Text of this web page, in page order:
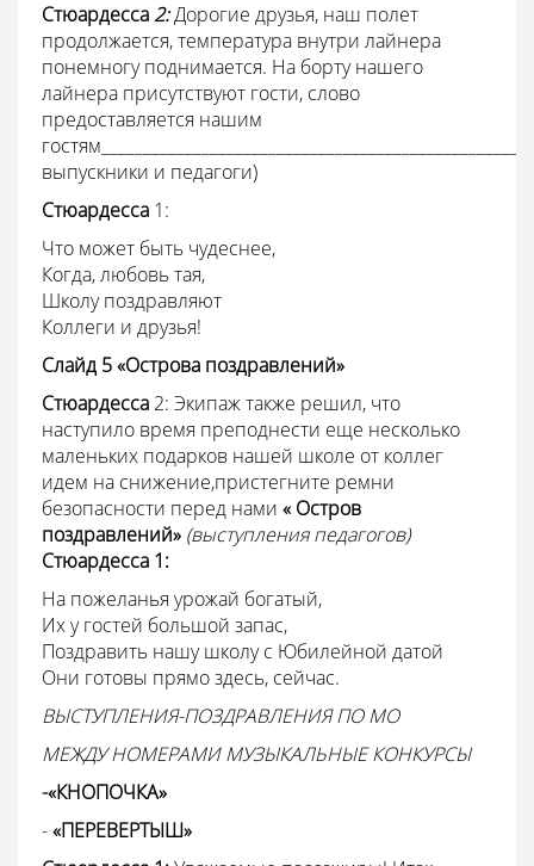
Стюардесса 2:Дорогие друзья, наш полет
продолжается, температура внутри лайнера
понемногу поднимается. На борту нашего
лайнера присутствуют гости, слово
предоставляется нашим
выпускники и педагоги)
Стюардесса 1:
Что может быть чудеснее,
Когда, любовь тая,
Школу поздравляют
Коллеги и друзья!
Слайд 5 «Острова поздравлений»
Стюардесса 2: Экипаж также решил, что
наступило время преподнести еще несколько
маленьких подарков нашей школе от коллег
идем на снижение,пристегните ремни
безопасности перед нами « Остров
поздравлений» (выступления педагогов)
Стюардесса 1:
На пожеланья урожай богатый,
Их у гостей большой запас,
Поздравить нашу школу с Юбилейной датой
Они готовы прямо здесь, сейчас.
ВЫСТУПЛЕНИЯ-ПОЗДРАВЛЕНИЯ ПО МО
МЕЖДУ НОМЕРАМИ МУЗЫКАЛЬНЫЕ КОНКУРСЫ
-«КНОПОЧКА»
-«ПЕРЕВЕРТЫШ»